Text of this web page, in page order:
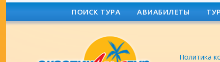
ПОИСК ТУРА АВИАБИЛЕТЫ
Политика